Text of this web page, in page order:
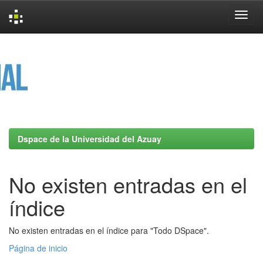
Dspace de la Universidad del Azuay
No existen entradas en el
índice
No existen entradas en el índice para "Todo DSpace".
Página de inicio